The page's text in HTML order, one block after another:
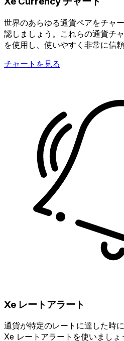
世界のあらゆる通貨ペアをチャ
認しましょう。これらの通貨チ
を使用し、使いやすく非常に信
チャートを見る
Xe レートアラート
通貨が特定のレートに達した時
Xe レートアラートを使いまし